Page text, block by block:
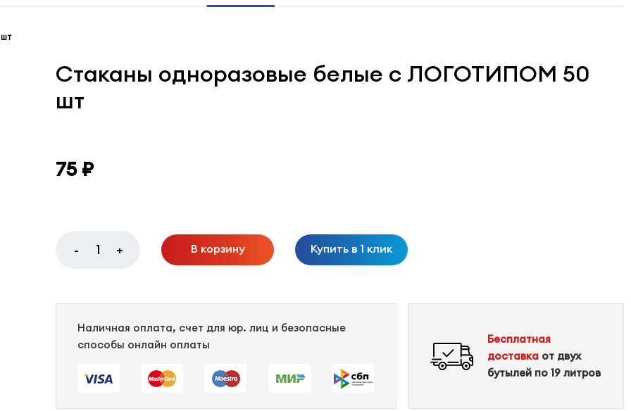
ШТ
Стаканы одноразовые белые с ЛОГОТИПОМ 50
шт
75 ₽
- + В корзину Купить в 1 клик
Наличная оплата, счет для юр. лиц и безопасные
способы онлайн оплаты
Бесплатная
доставкаот двух
бутылей по 19 литров